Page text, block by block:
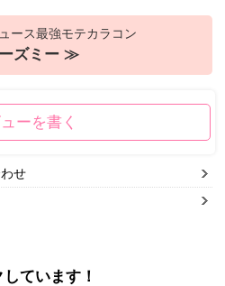
ース最強モテカラコン
ズミー ≫
ーを書く
せ
ています！